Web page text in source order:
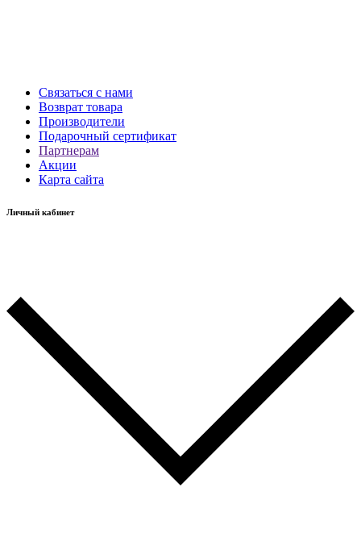
Связаться с нами
Возврат товара
Производители
Подарочный сертификат
Партнерам
Акции
Карта сайта
Личный кабинет